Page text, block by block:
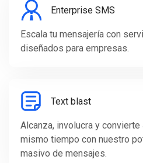
Enterprise SMS
Escala tu mensajería con
diseñados para empresas.
Text blast
Alcanza, involucra y
mismo tiempo con nuestro
masivo de mensajes.